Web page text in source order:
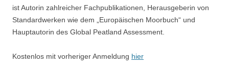
ist Autorin zahlreicher Fachpublikationen, Herausgeberin von
Standardwerken wie dem „Europäischen Moorbuch“ und
Hauptautorin des Global Peatland Assessment.
Kostenlos mit vorheriger Anmeldung hier